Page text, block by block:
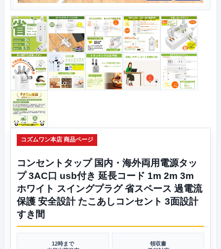
コズムワン本店 商品ページ
コンセントタップ 国内・海外両用電源タッ
プ 3AC口 usb付き 延長コード 1m 2m 3m
ホワイト スイングプラグ 省スペース 過電流
保護 安全設計 たこあしコンセント 3面設計
すき間
12時まで
領収書